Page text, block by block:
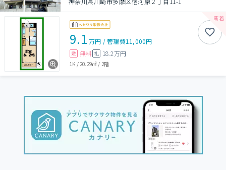
9.1 万円 /管理費11,000円
敷 無料 礼 18.2万円
1K /20.29㎡ / 2階